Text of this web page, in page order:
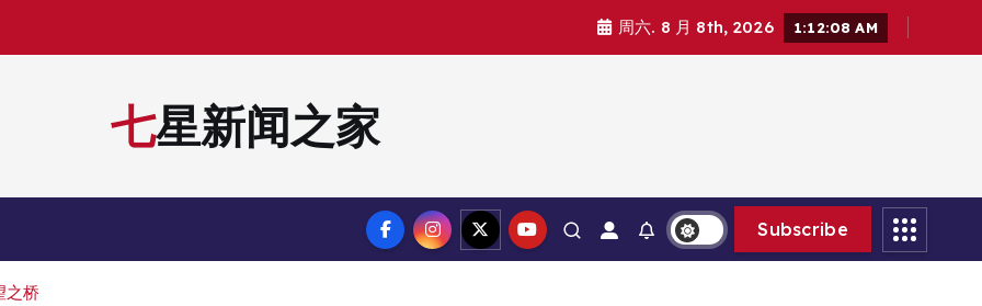
周六. 8 月 8th, 2026 1:12:09 AM
七星新闻之家
Subscribe
之桥